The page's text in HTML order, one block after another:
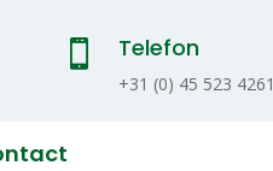
 Telefon
+31 (0) 45 523 4261